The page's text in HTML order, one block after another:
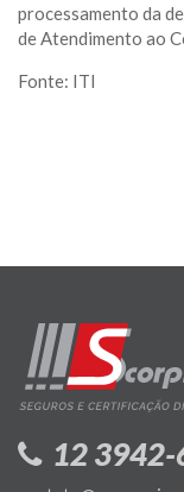
processamento da
de Atendimento ao
Fonte: ITI
12